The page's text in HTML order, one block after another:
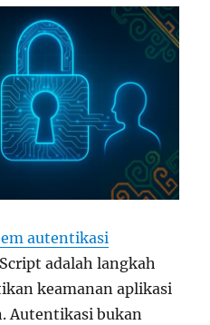
autentikasi
adalah langkah
keamanan aplikasi
Autentikasi bukan